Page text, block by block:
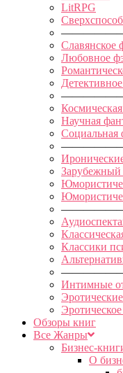
LitRPG
Славянское
Любовное
Научная
Социальная
Классики
Интимные
Обзоры книг
Все Жанры
Бизнес-
О